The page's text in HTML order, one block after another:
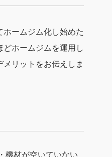
ームジム化し始めた
ホームジムを運用し
リットをお伝えしま
・機材が空いていない